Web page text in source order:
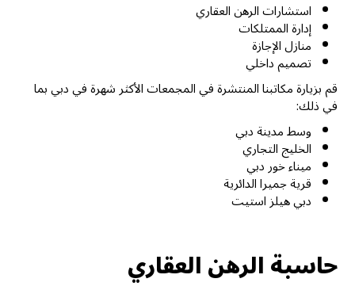
استشارات الرهن العقاري
إدارة الممتلكات
منازل الإجازة
تصميم داخلي
قم بزيارة مكاتبنا المنتشرة في المجمعات الأكثر شهرة في دبي بما
في ذلك:
وسط مدينة دبي
الخليج التجاري
ميناء خور دبي
قرية جميرا الدائرية
دبي هيلز استيت
حاسبة الرهن العقاري